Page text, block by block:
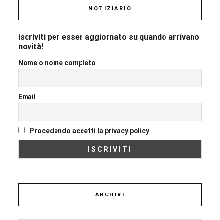
NOTIZIARIO
iscriviti per esser aggiornato su quando arrivano
novità!
Nome o nome completo
Email
Procedendo accetti la privacy policy
ARCHIVI